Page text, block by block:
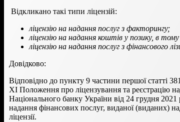
Відкликано такі типи ліцензій:
ліцензію на надання послуг з факторингу;
ліцензію на надання коштів у позику, в
ліцензію на надання послуг з фінансового
Довідково:
Відповідно до пункту 9 частини першої статті
XI Положення про ліцензування та реєстрацію
Національного банку України від 24 грудня
надання фінансових послуг, виданої (виданих)
ліцензії.